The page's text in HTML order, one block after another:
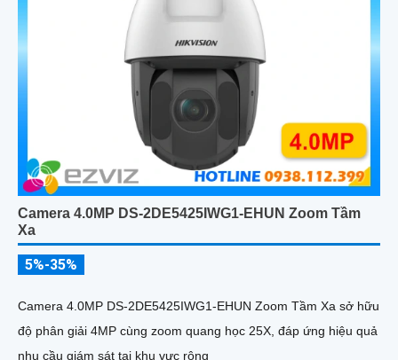
Camera 4.0MP DS-2DE5425IWG1-EHUN Zoom Tầm
Xa
5%-35%
Camera 4.0MP DS-2DE5425IWG1-EHUN Zoom Tầm Xa sở hữu
độ phân giải 4MP cùng zoom quang học 25X, đáp ứng hiệu quả
nhu cầu giám sát tại khu vực rộng